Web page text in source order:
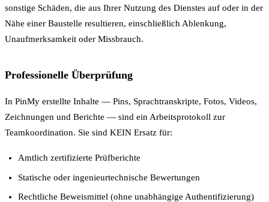
sonstige Schäden, die aus Ihrer Nutzung des Dienstes auf oder in der
Nähe einer Baustelle resultieren, einschließlich Ablenkung,
Unaufmerksamkeit oder Missbrauch.
Professionelle Überprüfung
In PinMy erstellte Inhalte — Pins, Sprachtranskripte, Fotos, Videos,
Zeichnungen und Berichte — sind ein Arbeitsprotokoll zur
Teamkoordination. Sie sind KEIN Ersatz für:
Amtlich zertifizierte Prüfberichte
Statische oder ingenieurtechnische Bewertungen
Rechtliche Beweismittel (ohne unabhängige Authentifizierung)